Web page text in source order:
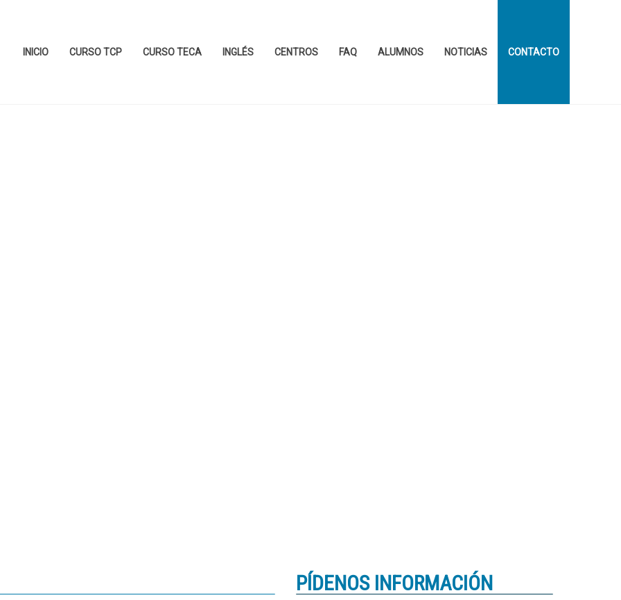
INICIO CURSO TCP CURSO TECA INGLÉS CENTROS FAQ ALUMNOS NOTICIAS CONTACTO
PÍDENOS INFORMACIÓN